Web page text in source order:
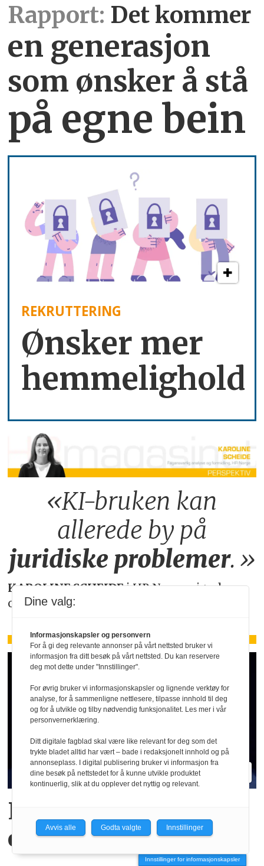
Rapport: Det kommer
en generasjon
som ønsker å stå
på egne bein
REKRUTTERING
Ønsker mer
hemmelighold
«KI-bruken kan
allerede by på
juridiske problemer.»
KAROLINE SCHEIDEi HR Norge gjør deg
oppmerksom på de faktiske forholdene.
Hva er egentlig KI-
effekten i Oljefondet?
Innstillinger for informasjonskapsler
Dine valg:
Informasjonskapsler og personvern
For å gi deg relevante annonser på vårt nettsted bruker vi
informasjon fra ditt besøk på vårt nettsted. Du kan reservere
deg mot dette under "Innstillinger".
For øvrig bruker vi informasjonskapsler og lignende verktøy for
analyse, for å sammenligne nettlesere, tilpasse innhold til deg
og for å utvikle og tilby nødvendig funksjonalitet. Les mer i vår
personvernerklæring.
Ditt digitale fagblad skal være like relevant for deg som det
trykte bladet alltid har vært – bade i redaksjonelt innhold og på
annonseplass. I digital publisering bruker vi informasjon fra
dine besøk på nettstedet for å kunne utvikle produktet
kontinuerlig, slik at du opplever det nyttig og relevant.
Avvis alle Godta valgte Innstillinger